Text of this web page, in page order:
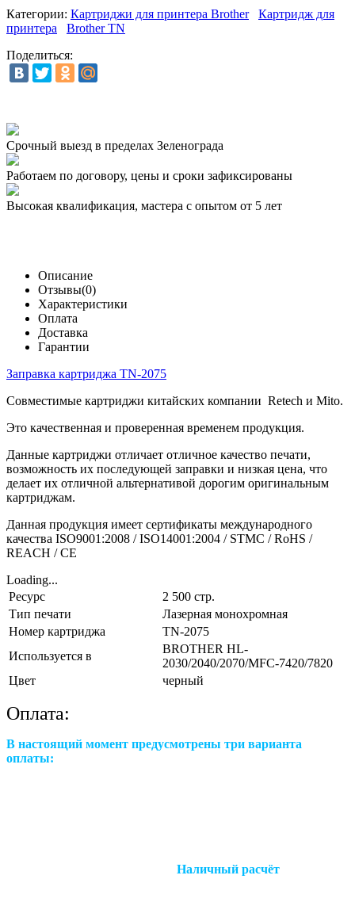
Категории: Картриджи для принтера Brother
Картридж для
принтера
Brother TN
Поделиться:
Срочный выезд в пределах Зеленограда
Работаем по договору, цены и сроки зафиксированы
Высокая квалификация, мастера с опытом от 5 лет
Описание
Отзывы(0)
Характеристики
Оплата
Доставка
Гарантии
Заправка картриджа TN-2075
Совместимые картриджи китайских компании Retech и Mito.
Это качественная и проверенная временем продукция.
Данные картриджи отличает отличное качество печати,
возможность их последующей заправки и низкая цена, что
делает их отличной альтернативой дорогим оригинальным
картриджам.
Данная продукция имеет сертификаты международного
качества ISO9001:2008 / ISO14001:2004 / STMC / RoHS /
REACH / CE
Loading...
Ресурс
2 500 стр.
Тип печати
Лазерная монохромная
Номер картриджа
TN-2075
Используется в
BROTHER HL-
2030/2040/2070/MFC-7420/7820
Цвет
черный
Оплата:
В настоящий момент предусмотрены три варианта
оплаты:
Наличный расчёт